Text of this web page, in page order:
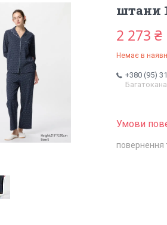
штани
2 273 ₴
Немає в
+380 (95)
повернення